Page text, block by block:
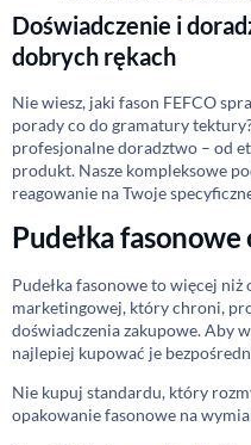
Doświadczenie i
dobrych rękach
Nie wiesz, jaki fason FEFCO
porady co do gramatury
profesjonalne doradztwo – od
produkt. Nasze kompleksowe
reagowanie na Twoje
Pudełka
Pudełka fasonowe to więcej
marketingowej, który chroni,
doświadczenia zakupowe. Aby
najlepiej kupować je
Nie kupuj standardu, który
opakowanie fasonowe na